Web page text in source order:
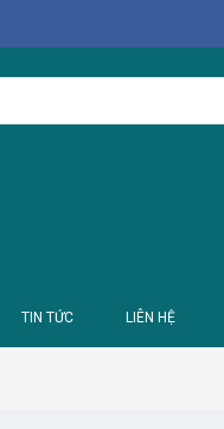
TIN TỨC LIÊN HỆ